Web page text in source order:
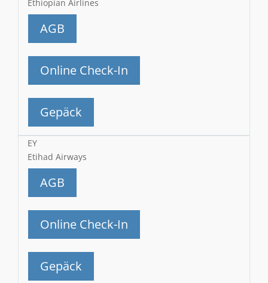
Ethiopian Airlines
AGB
Online Check-In
Gepäck
EY
Etihad Airways
AGB
Online Check-In
Gepäck